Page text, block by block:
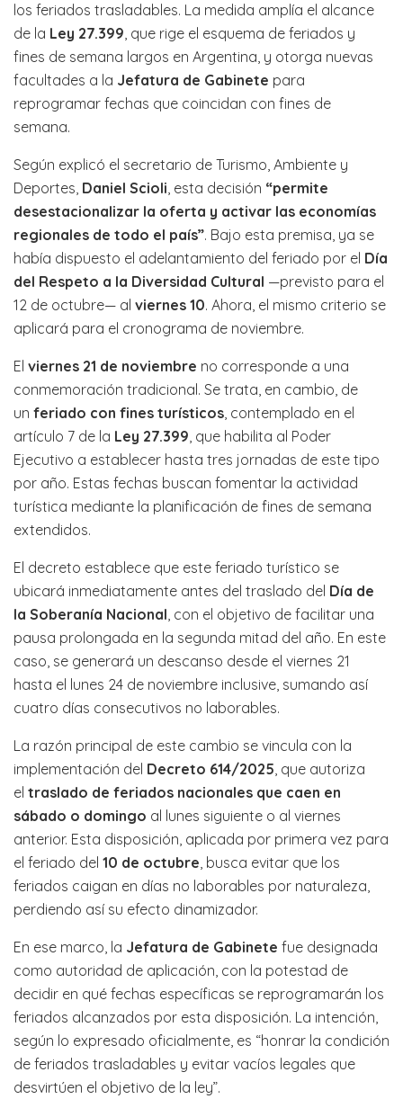
los feriados trasladables. La medida amplía el alcance
de la Ley 27.399, que rige el esquema de feriados y
fines de semana largos en Argentina, y otorga nuevas
facultades a la Jefatura de Gabinete para
reprogramar fechas que coincidan con fines de
semana.
Según explicó el secretario de Turismo, Ambiente y
Deportes, Daniel Scioli, esta decisión “permite
desestacionalizar la oferta y activar las economías
regionales de todo el país”. Bajo esta premisa, ya se
había dispuesto el adelantamiento del feriado por el Día
del Respeto a la Diversidad Cultural —previsto para el
12 de octubre— al viernes 10. Ahora, el mismo criterio se
aplicará para el cronograma de noviembre.
El viernes 21 de noviembre no corresponde a una
conmemoración tradicional. Se trata, en cambio, de
un feriado con fines turísticos, contemplado en el
artículo 7 de la Ley 27.399, que habilita al Poder
Ejecutivo a establecer hasta tres jornadas de este tipo
por año. Estas fechas buscan fomentar la actividad
turística mediante la planificación de fines de semana
extendidos.
El decreto establece que este feriado turístico se
ubicará inmediatamente antes del traslado del Día de
la Soberanía Nacional, con el objetivo de facilitar una
pausa prolongada en la segunda mitad del año. En este
caso, se generará un descanso desde el viernes 21
hasta el lunes 24 de noviembre inclusive, sumando así
cuatro días consecutivos no laborables.
La razón principal de este cambio se vincula con la
implementación del Decreto 614/2025, que autoriza
el traslado de feriados nacionales que caen en
sábado o domingo al lunes siguiente o al viernes
anterior. Esta disposición, aplicada por primera vez para
el feriado del 10 de octubre, busca evitar que los
feriados caigan en días no laborables por naturaleza,
perdiendo así su efecto dinamizador.
En ese marco, la Jefatura de Gabinete fue designada
como autoridad de aplicación, con la potestad de
decidir en qué fechas específicas se reprogramarán los
feriados alcanzados por esta disposición. La intención,
según lo expresado oficialmente, es “honrar la condición
de feriados trasladables y evitar vacíos legales que
desvirtúen el objetivo de la ley”.